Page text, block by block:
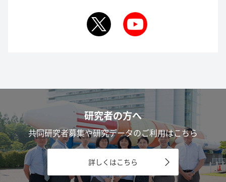
研究者の方へ
共同研究者募集や研究データのご利用はこちら
詳しくはこちら